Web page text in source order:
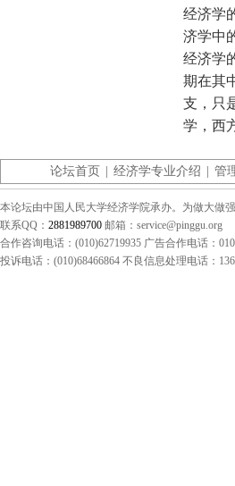
经济学
济学中
经济学
期在其
支，只
学，西
论坛首页 经济学专业介绍 管
本论坛由中国人民大学经济学院承办。为做大做
联系QQ： 2881989700 邮箱：service@pinggu.org
合作咨询电话：(010)62719935 广告合作电话：
投诉电话：(010)68466864 不良信息处理电话：